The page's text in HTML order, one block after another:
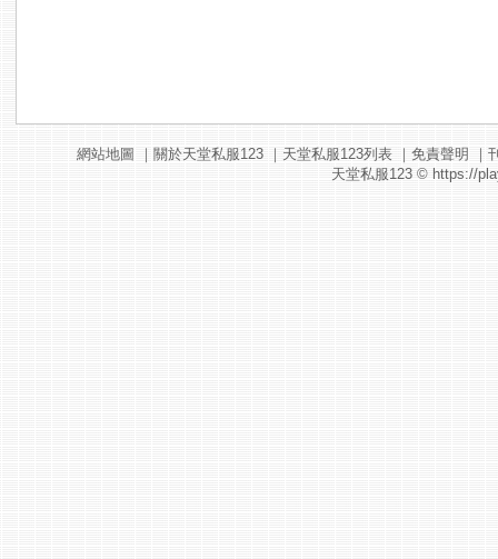
網站地圖 ｜ 關於天堂私服123｜ 天堂私服123列表｜ 免責聲明 ｜
天堂私服123© https://